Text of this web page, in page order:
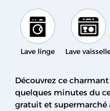
Lave linge Lave
Découvrez ce
quelques minutes du
gratuit et supermarché